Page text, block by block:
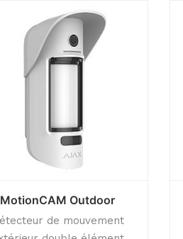
MotionCAM Outdoor
de mouvement